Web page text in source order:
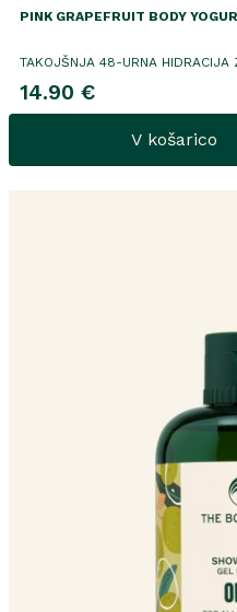
PINK GRAPEFRUIT BODY
TAKOJŠNJA 48-URNA HIDRACIJA
14.90 €
V košarico